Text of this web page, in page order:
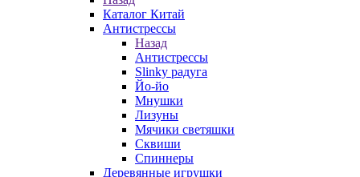
Каталог Китай
Антистрессы
Назад
Антистрессы
Slinky радуга
Йо-йо
Мнушки
Лизуны
Мячики светяшки
Сквиши
Спиннеры
Деревянные игрушки